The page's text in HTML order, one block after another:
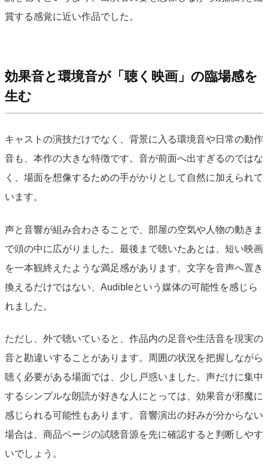
賞する感覚に近い作品でした。
効果音と環境音が「聴く映画」の臨場感を
生む
キャストの演技だけでなく、背景に入る環境音や日常の動作
音も、本作の大きな特徴です。音が前面へ出すぎるのではな
く、場面を想像するための手がかりとして自然に加えられて
います。
声と音響が組み合わさることで、部屋の空気や人物の動きま
で頭の中に広がりました。最後まで聴いたあとは、短い映画
を一本観終えたような満足感があります。文字を音声へ置き
換えるだけではない、Audibleという媒体の可能性を感じら
れました。
ただし、外で聴いていると、作品内の足音や生活音を現実の
音と勘違いすることがあります。周囲の状況を把握しながら
聴く必要がある場面では、少し戸惑いました。声だけに集中
するシンプルな朗読が好きな人にとっては、効果音が邪魔に
感じられる可能性もあります。音響演出の好みが分からない
場合は、商品ページの試聴音源を先に確認すると判断しやす
いでしょう。